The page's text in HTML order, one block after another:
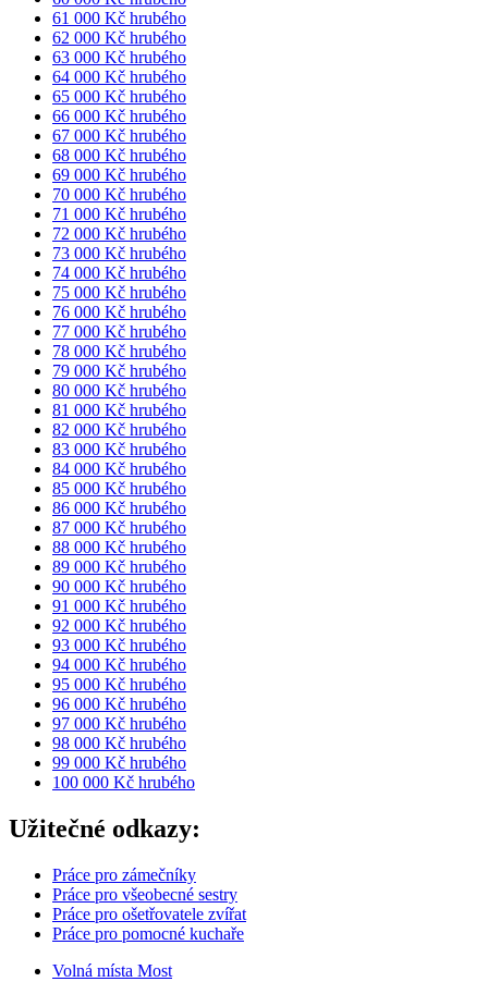
61 000 Kč hrubého
62 000 Kč hrubého
63 000 Kč hrubého
64 000 Kč hrubého
65 000 Kč hrubého
66 000 Kč hrubého
67 000 Kč hrubého
68 000 Kč hrubého
69 000 Kč hrubého
70 000 Kč hrubého
71 000 Kč hrubého
72 000 Kč hrubého
73 000 Kč hrubého
74 000 Kč hrubého
75 000 Kč hrubého
76 000 Kč hrubého
77 000 Kč hrubého
78 000 Kč hrubého
79 000 Kč hrubého
80 000 Kč hrubého
81 000 Kč hrubého
82 000 Kč hrubého
83 000 Kč hrubého
84 000 Kč hrubého
85 000 Kč hrubého
86 000 Kč hrubého
87 000 Kč hrubého
88 000 Kč hrubého
89 000 Kč hrubého
90 000 Kč hrubého
91 000 Kč hrubého
92 000 Kč hrubého
93 000 Kč hrubého
94 000 Kč hrubého
95 000 Kč hrubého
96 000 Kč hrubého
97 000 Kč hrubého
98 000 Kč hrubého
99 000 Kč hrubého
100 000 Kč hrubého
Užitečné odkazy:
Práce pro zámečníky
Práce pro všeobecné sestry
Práce pro ošetřovatele zvířat
Práce pro pomocné kuchaře
Volná místa Most